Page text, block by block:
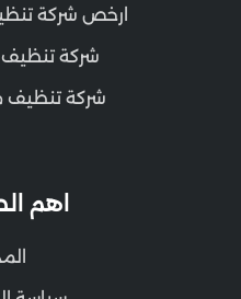
ارخص شركة
شركة تنظيف
شركة تنظيف
اهم